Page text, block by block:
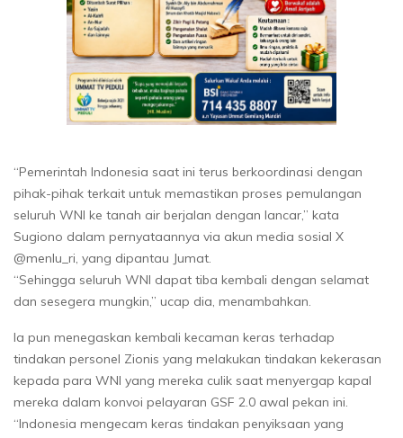
“Pemerintah Indonesia saat ini terus berkoordinasi dengan
pihak-pihak terkait untuk memastikan proses pemulangan
seluruh WNI ke tanah air berjalan dengan lancar,” kata
Sugiono dalam pernyataannya via akun media sosial X
@menlu_ri, yang dipantau Jumat.
“Sehingga seluruh WNI dapat tiba kembali dengan selamat
dan sesegera mungkin,” ucap dia, menambahkan.
Ia pun menegaskan kembali kecaman keras terhadap
tindakan personel Zionis yang melakukan tindakan kekerasan
kepada para WNI yang mereka culik saat menyergap kapal
mereka dalam konvoi pelayaran GSF 2.0 awal pekan ini.
“Indonesia mengecam keras tindakan penyiksaan yang